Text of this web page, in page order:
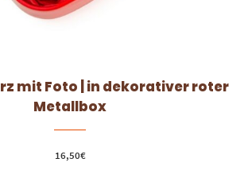
mit Foto | in dekorativer roter
Metallbox
16,50€